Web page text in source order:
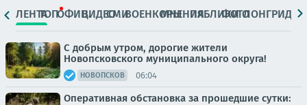
ЛЕНТАТОПОФИЦ.ВИДЕОСМИВОЕНКОРЫМНЕНИЯПАБЛИКИ
ФОТОЛОНГРИДЫ
С добрым утром, дорогие жители
Новопсковского муниципального округа!
НОВОПСКОВ 06:04
Оперативная обстановка за прошедшие сутки: